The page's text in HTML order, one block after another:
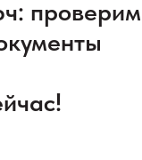
проверим